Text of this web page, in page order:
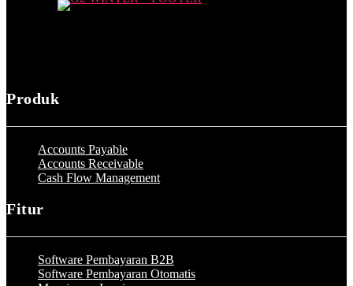
Produk
Accounts Payable
Accounts Receivable
Cash Flow Management
Fitur
Software Pembayaran B2B
Software Pembayaran Otomatis